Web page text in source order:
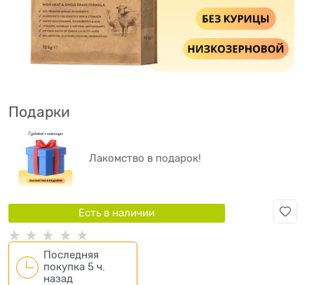
Подарки
Лакомство в подарок!
Есть в наличии
Последняя
покупка 5 ч.
назад